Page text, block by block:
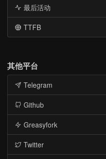
最后活动
TTFB
其他平台
Telegram
Github
Greasyfork
Twitter